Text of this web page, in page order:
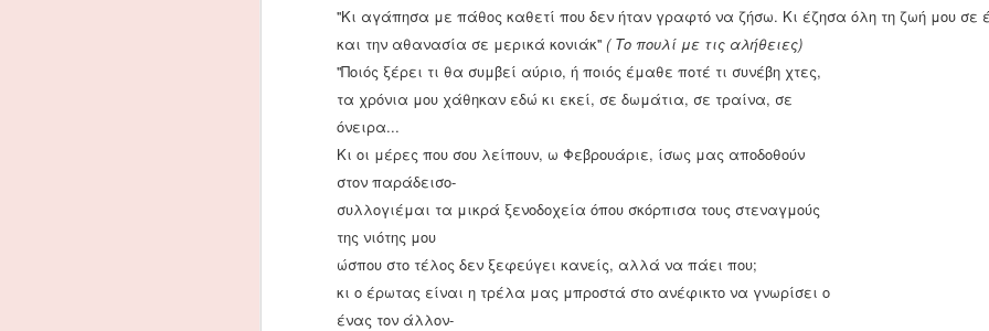
''Κι αγάπησα με πάθος καθετί που δεν ήταν γραφτό να ζήσω. Κι έζησα όλη τη ζωή μου σε
και την αθανασία σε μερικά κονιάκ'' ( Το πουλί με τις αλήθειες)
''Ποιός ξέρει τι θα συμβεί αύριο, ή ποιός έμαθε ποτέ τι συνέβη χτες,
τα χρόνια μου χάθηκαν εδώ κι εκεί, σε δωμάτια, σε τραίνα, σε
όνειρα...
Κι οι μέρες που σου λείπουν, ω Φεβρουάριε, ίσως μας αποδοθούν
στον παράδεισο-
συλλογιέμαι τα μικρά ξενοδοχεία όπου σκόρπισα τους στεναγμούς
της νιότης μου
ώσπου στο τέλος δεν ξεφεύγει κανείς, αλλά να πάει που;
κι ο έρωτας είναι η τρέλα μας μπροστά στο ανέφικτο να γνωρίσει ο
ένας τον άλλον-
Κωνσταντινούπολη αλλά
εγκαταστάθηκε πολύ νωρίς
στο Παρίσι, το 1945.
μεγάλες διαστάσεις ενώ τα
κατάλοιπά τους
προβλημάτισαν ιδιαίτερα ως
προς τον τρόπο με τον οποίο
θα έπρεπε να μετατραπούν
τα κτήρια αυτά. Πολλά
στέγασαν χώρους πολιτισμού
μουσεία.
μπορούσαν να τον
χαρακτηρίσουν. Το μόνο
σίγουρο είναι πως πρόκειται
για κάτι αληθινά ξεχωριστό
και αξιόλογο, καλλιτέχνης
ευρείας και εξαιρετικής
αριστοκρατικό πνεύμα με
OCT
13
Ο αγώνας των αρχαιολόγων για την προστασία
της πολιτιστικής κληρονομιάς
Κατά την διάρκεια του Ελληνοϊταλικού πολέμου (1940-1941),
παρά την αποτελεσματική αντιμετώπιση των Ιταλο-Αλβανικών
της Ιταλίας δημιουργούσε αμφιβολίες για πιθανή ήττα της
Ελλάδας από τις δυνάμεις του Άξονα.
7
Οριενταλισμός